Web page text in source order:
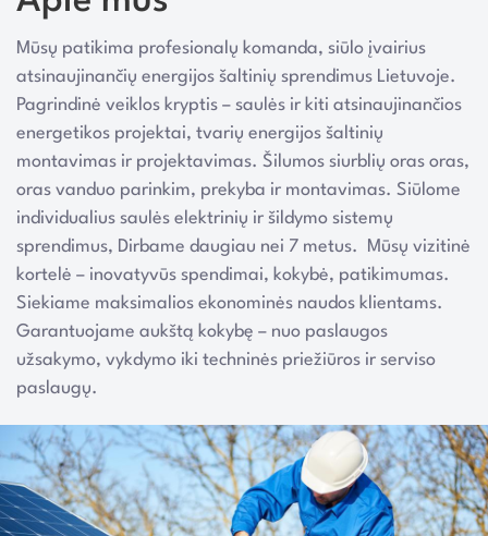
Mūsų patikima profesionalų komanda, siūlo įvairius
atsinaujinančių energijos šaltinių sprendimus Lietuvoje.
Pagrindinė veiklos kryptis – saulės ir kiti atsinaujinančios
energetikos projektai, tvarių energijos šaltinių
montavimas ir projektavimas. Šilumos siurblių oras oras,
oras vanduo parinkim, prekyba ir montavimas. Siūlome
individualius saulės elektrinių ir šildymo sistemų
sprendimus, Dirbame daugiau nei 7 metus. Mūsų vizitinė
kortelė – inovatyvūs spendimai, kokybė, patikimumas.
Siekiame maksimalios ekonominės naudos klientams.
Garantuojame aukštą kokybę – nuo paslaugos
užsakymo, vykdymo iki techninės priežiūros ir serviso
paslaugų.